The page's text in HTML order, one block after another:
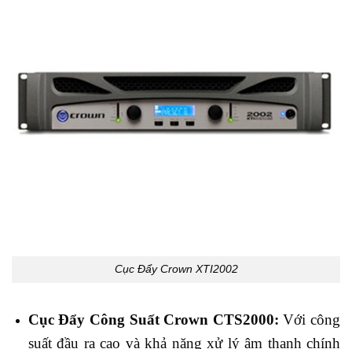
Cục Đẩy Crown XTI2002
Cục Đẩy Công Suất Crown CTS2000: Với công
suất đầu ra cao và khả năng xử lý âm thanh chính